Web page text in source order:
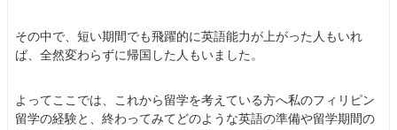
その中で、短い期間でも飛躍的に英語能力が上がった人もいれ
ば、全然変わらずに帰国した人もいました。
よってここでは、これから留学を考えている方へ私のフィリピン
留学の経験と、終わってみてどのような英語の準備や留学期間の